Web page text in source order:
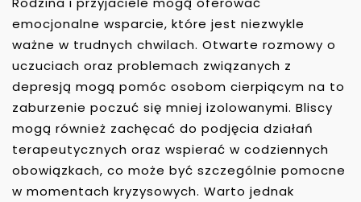
emocjonalne wsparcie, które jest niezwykle
ważne w trudnych chwilach. Otwarte rozmowy o
uczuciach oraz problemach związanych z
depresją mogą pomóc osobom cierpiącym na to
zaburzenie poczuć się mniej izolowanymi. Bliscy
mogą również zachęcać do podjęcia działań
terapeutycznych oraz wspierać w codziennych
obowiązkach, co może być szczególnie pomocne
w momentach kryzysowych. Warto jednak